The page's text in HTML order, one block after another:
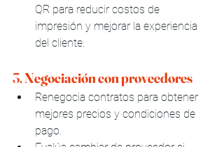
QR para reducir costos de
impresión y mejorar la experiencia
del cliente.
3. Negociación con proveedores
Renegocia contratos para obtener
mejores precios y condiciones de
pago.